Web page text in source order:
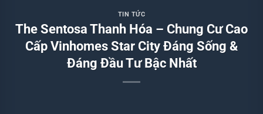
TIN TỨC
The Sentosa Thanh Hóa – Chung Cư Cao
Cấp Vinhomes Star City Đáng Sống &
Đáng Đầu Tư Bậc Nhất